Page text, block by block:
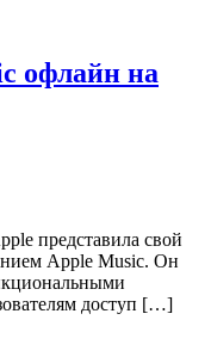
офлайн на
представила свой
Apple Music. Он
доступ […]